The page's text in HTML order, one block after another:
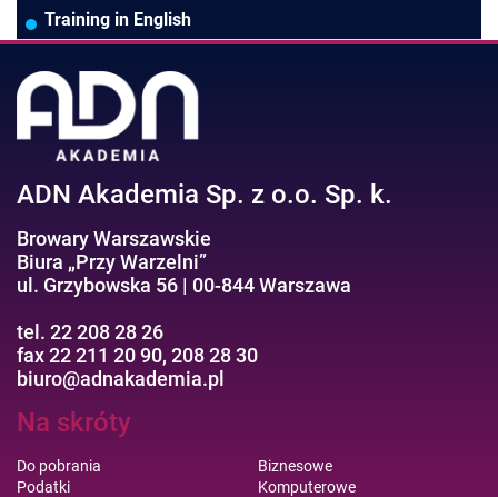
Pozostałe branże
Asystentka/Sekretarka
Efektywność osobista//Wellbeing
MS Project/Word/PowerPoint
Training in English
ADN Akademia Sp. z o.o. Sp. k.
Browary Warszawskie
Biura „Przy Warzelni”
ul. Grzybowska 56 | 00-844 Warszawa
tel. 22 208 28 26
fax 22 211 20 90, 208 28 30
biuro@adnakademia.pl
Na skróty
Do pobrania
Podatki
Biznesowe
Komputerowe